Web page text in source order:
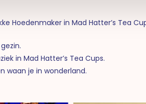
Hoedenmaker in Mad Hatter’s Tea
in Mad Hatter’s Tea Cups.
waan je in wonderland.